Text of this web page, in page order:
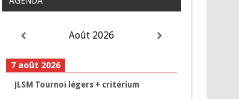
Août 2026
7 août 2026
JLSM Tournoi légers + critérium